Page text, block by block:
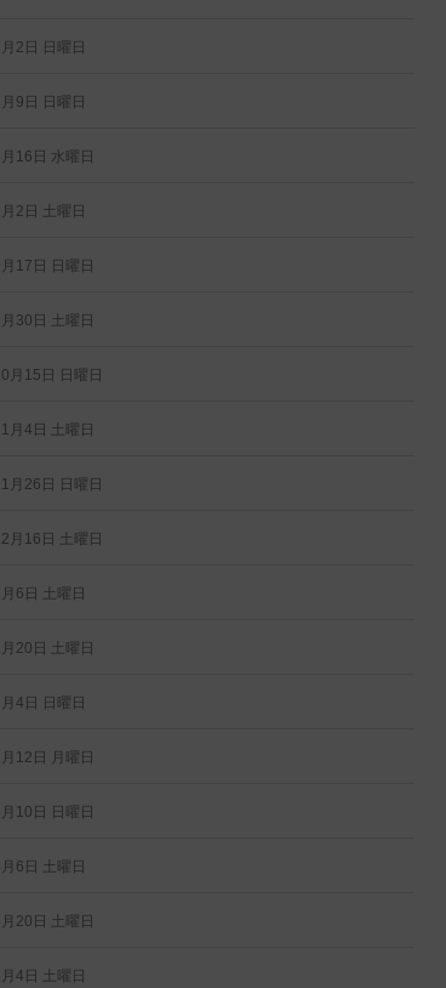
2日 日曜日
9日 日曜日
16日 水曜日
2日 土曜日
17日 日曜日
30日 土曜日
月15日 日曜日
月4日 土曜日
月26日 日曜日
月16日 土曜日
6日 土曜日
20日 土曜日
4日 日曜日
12日 月曜日
10日 日曜日
6日 土曜日
20日 土曜日
4日 土曜日